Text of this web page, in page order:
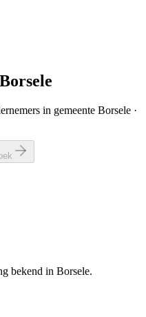
in gemeente Borsele ·
bekend in Borsele.